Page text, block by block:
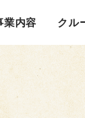
業内容 クル